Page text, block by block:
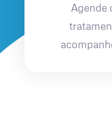
Agende